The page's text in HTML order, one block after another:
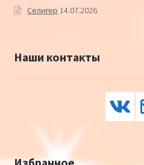
Селигер 14.07.2026
Наши контакты